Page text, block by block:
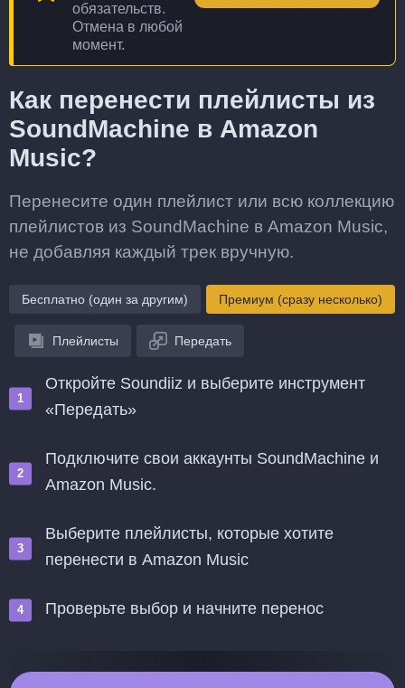
обязательств.
Отмена в любой
момент.
Как перенести плейлисты из
SoundMachine в Amazon
Music?
Перенесите один плейлист или всю коллекцию
плейлистов из SoundMachine в Amazon Music,
не добавляя каждый трек вручную.
Бесплатно (один за другим) Премиум (сразу несколько)
Плейлисты Передать
Откройте Soundiiz и выберите инструмент
«Передать»
Подключите свои аккаунты SoundMachine и
Amazon Music.
Выберите плейлисты, которые хотите
перенести в Amazon Music
Проверьте выбор и начните перенос